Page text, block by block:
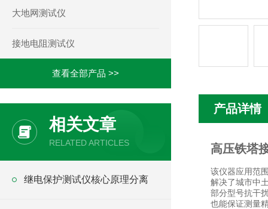
大地网测试仪
接地电阻测试仪
查看全部产品 >>
相关文章
RELATED ARTICLES
继电保护测试仪核心原理分离
产品详情
高压铁塔
该仪器应用范
解决了城市中
部分型号抗干
也能保证测量